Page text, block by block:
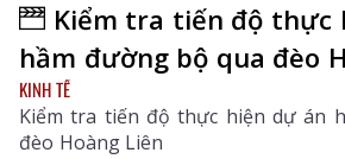
Kiểm tra tiến độ thực
hầm đường bộ qua đèo
KINH TẾ
Kiểm tra tiến độ thực hiện dự án
đèo Hoàng Liên